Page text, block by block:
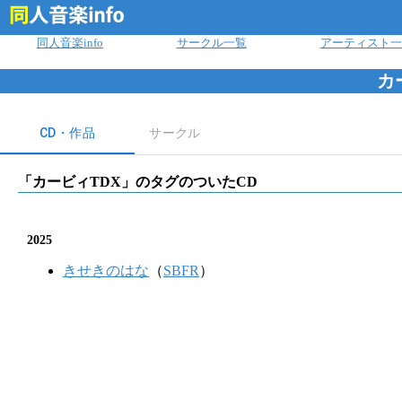
同人音楽info サークル一覧 アーティスト
カ
CD・作品 サークル
「 カービィTDX 」のタグのついたCD
2025
きせきのはな （SBFR ）